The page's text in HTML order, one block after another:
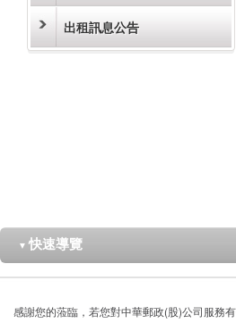
出租訊息公告
▼ 快速導覽
感謝您的蒞臨，若您對中華郵政(股)公司服務有